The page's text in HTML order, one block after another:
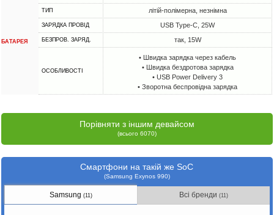
БАТАРЕЯ
ТИП літій-полімерна, незнімна
ЗАРЯДКА ПРОВІД USB Type-C, 25W
БЕЗПРОВ. ЗАРЯД. так, 15W
ОСОБЛИВОСТІ
• Швидка зарядка через кабель
• Швидка бездротова зарядка
• USB Power Delivery 3
• Зворотна беспровідна зарядка
Порівняти з іншим девайсом
(всього 6070)
Смартфони на такій же SoC
(Samsung Exynos 990)
Samsung (11) Всі бренди (11)